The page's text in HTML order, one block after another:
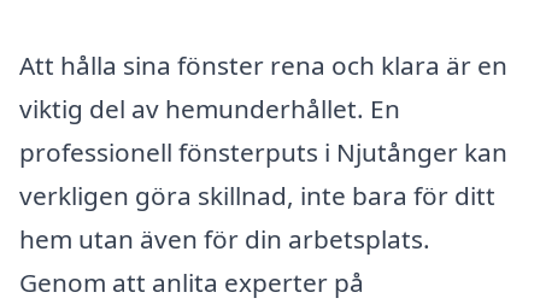
Att hålla sina fönster rena och klara är en
viktig del av hemunderhållet. En
professionell fönsterputs i Njutånger kan
verkligen göra skillnad, inte bara för ditt
hem utan även för din arbetsplats.
Genom att anlita experter på